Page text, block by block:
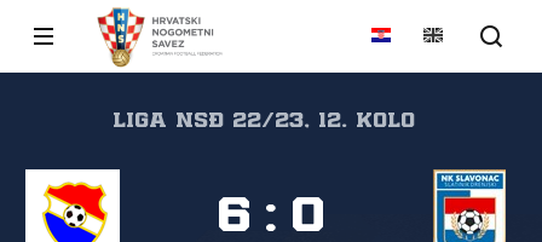
Liga NSĐ 22/23, 12. kolo
6 : 0